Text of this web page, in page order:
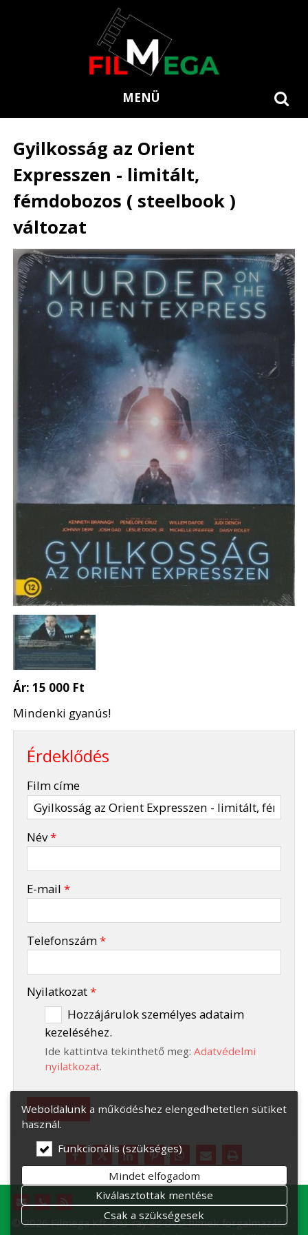
MENÜ
Gyilkosság az Orient
Expresszen - limitált,
fémdobozos ( steelbook )
változat
Ár:15 000 Ft
Mindenki gyanús!
Érdeklődés
Film címe
Név*
E-mail*
Telefonszám*
Nyilatkozat*
Hozzájárulok személyes adataim
kezeléséhez.
Ide kattintva tekinthető meg: Adatvédelmi
nyilatkozat.
Elküld
© 2026 Filmega Kft. Blu-ray és DVD filmek forgalmazása.
Weboldalunk a működéshez elengedhetetlen sütiket
használ.
Funkcionális (szükséges)
Mindet elfogadom
Kiválasztottak mentése
Csak a szükségesek